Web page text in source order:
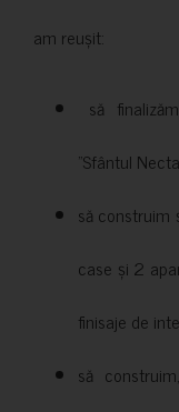
am reușit:
să
”Sfântul
să construim
case și 2
finisaje de
să